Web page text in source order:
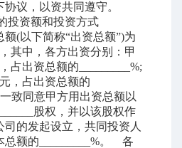
协议，以资共同遵守。
投资额和投资方式
额(以下简称“出资总额”)为
其中，各方出资分别：甲
占出资总额的 _________%;
元，占出资总额的
致同意甲方用出资总额以
股权，并以该股权作
的发起设立，共同投资人
总额的 _________%。 各